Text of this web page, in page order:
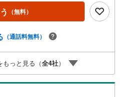
（無料）
（通話料無料）
もっと見る（全4社）